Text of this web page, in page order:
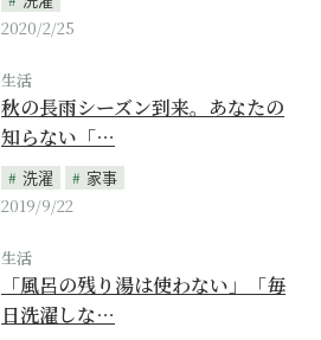
2020/2/25
生活
秋の長雨シーズン到来。あなたの
知らない「…
洗濯
家事
2019/9/22
生活
「風呂の残り湯は使わない」「毎
日洗濯しな…